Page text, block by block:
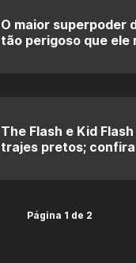
O maior superpoder
tão perigoso que ele
The Flash e Kid
trajes pretos; confira
Página 1 de 2